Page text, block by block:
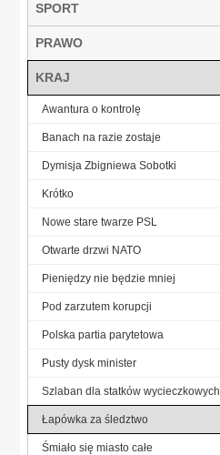
SPORT
PRAWO
KRAJ
Awantura o kontrolę
Banach na razie zostaje
Dymisja Zbigniewa Sobotki
Krótko
Nowe stare twarze PSL
Otwarte drzwi NATO
Pieniędzy nie będzie mniej
Pod zarzutem korupcji
Polska partia parytetowa
Pusty dysk minister
Szlaban dla statków wycieczkowych
Łapówka za śledztwo
Śmiało się miasto całe